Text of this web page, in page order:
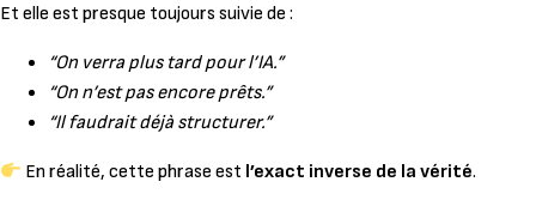
Et elle est presque toujours suivie de :
“On verra plus tard pour l’IA.”
“On n’est pas encore prêts.”
“Il faudrait déjà structurer.”
En réalité, cette phrase est l’exact inverse de la vérité.